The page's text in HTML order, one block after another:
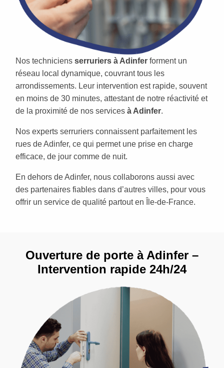
Nos techniciens serruriers à Adinfer forment un
réseau local dynamique, couvrant tous les
arrondissements. Leur intervention est rapide, souvent
en moins de 30 minutes, attestant de notre réactivité et
de la proximité de nos services à Adinfer.
Nos experts serruriers connaissent parfaitement les
rues de Adinfer, ce qui permet une prise en charge
efficace, de jour comme de nuit.
En dehors de Adinfer, nous collaborons aussi avec
des partenaires fiables dans d’autres villes, pour vous
offrir un service de qualité partout en Île-de-France.
Ouverture de porte à Adinfer –
Intervention rapide 24h/24